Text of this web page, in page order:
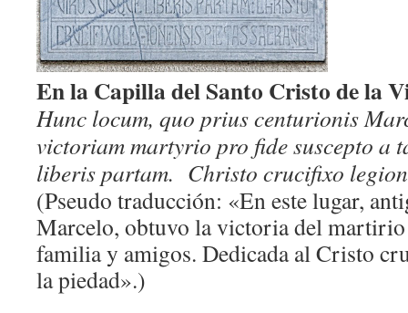
En la Capilla del Santo Cristo de la
Hunc locum, quo prius centurionis
victoriam martyrio pro fide suscepto a
liberis partam. Christo crucifixo
(Pseudo traducción: «En este lugar,
Marcelo, obtuvo la victoria del
familia y amigos. Dedicada al Cristo
la piedad».)